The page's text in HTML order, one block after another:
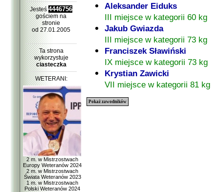
Jesteś4446756
gościem na
stronie
od 27.01.2005
Ta strona
wykorzystuje
ciasteczka
WETERANI:
2 m. w Mistrzostwach
Europy Weteranów 2024
2 m. w Mistrzostwach
Świata Weteranów 2023
1 m. w Mistrzostwach
Polski Weteranów 2024
Aleksander Eiduks
III miejsce w kategorii 60 kg
Jakub Gwiazda
III miejsce w kategorii 73 kg
Franciszek Sławiński
IX miejsce w kategorii 73 kg
Krystian Zawicki
VII miejsce w kategorii 81 kg
Pokaż zawodników